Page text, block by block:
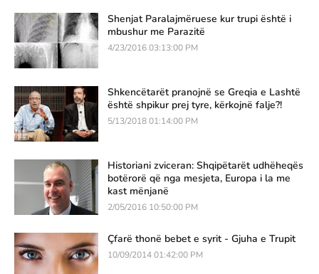
Shenjat Paralajmëruese kur trupi është i
mbushur me Parazitë
4/23/2016 03:13:00 PM
Shkencëtarët pranojnë se Greqia e Lashtë
është shpikur prej tyre, kërkojnë falje?!
5/13/2018 01:14:00 PM
Historiani zviceran: Shqipëtarët udhëheqës
botërorë që nga mesjeta, Europa i la me
kast mënjanë
2/05/2016 10:50:00 PM
Çfarë thonë bebet e syrit - Gjuha e Trupit
10/09/2014 01:42:00 PM